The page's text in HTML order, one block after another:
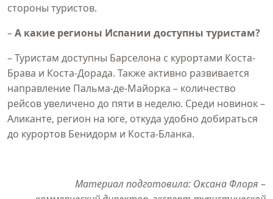
стороны туристов.
–А какие регионы Испании доступны туристам?
– Туристам доступны Барселона с курортами Коста-
Брава и Коста-Дорада. Также активно развивается
направление Пальма-де-Майорка – количество
рейсов увеличено до пяти в неделю. Среди новинок –
Аликанте, регион на юге, откуда удобно добираться
до курортов Бенидорм и Коста-Бланка.
Материал подготовила: Оксана Флоря –